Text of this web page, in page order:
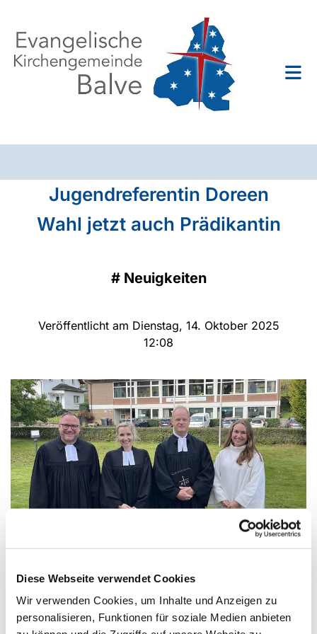
Diese Webseite verwendet Cookies
Wir verwenden Cookies, um Inhalte und Anzeigen zu
personalisieren, Funktionen für soziale Medien anbieten
Jugendreferentin Doreen
Wahl jetzt auch Prädikantin
# Neuigkeiten
Veröffentlicht am Dienstag, 14. Oktober 2025
12:08
Jugendreferentin Doreen Wahl jetzt auch
Prädikantin
Unsere Kirchengemeinde hat eine neue